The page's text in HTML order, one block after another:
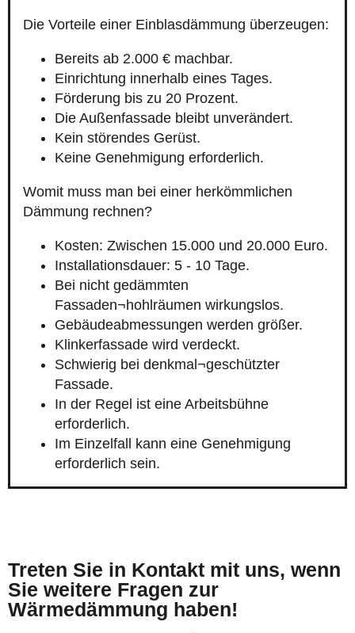
Die Vorteile einer Einblasdämmung überzeugen:
Bereits ab 2.000 € machbar.
Einrichtung innerhalb eines Tages.
Förderung bis zu 20 Prozent.
Die Außenfassade bleibt unverändert.
Kein störendes Gerüst.
Keine Genehmigung erforderlich.
Womit muss man bei einer herkömmlichen
Dämmung rechnen?
Kosten: Zwischen 15.000 und 20.000 Euro.
Installationsdauer: 5 - 10 Tage.
Bei nicht gedämmten
Fassaden¬hohlräumen wirkungslos.
Gebäudeabmessungen werden größer.
Klinkerfassade wird verdeckt.
Schwierig bei denkmal¬geschützter
Fassade.
In der Regel ist eine Arbeitsbühne
erforderlich.
Im Einzelfall kann eine Genehmigung
erforderlich sein.
Treten Sie in Kontakt mit uns, wenn
Sie weitere Fragen zur
Wärmedämmung haben!